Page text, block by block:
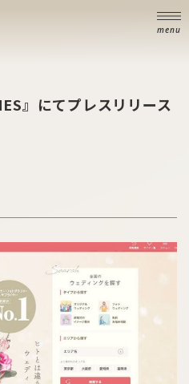
menu
グ
』にてプレスリリース